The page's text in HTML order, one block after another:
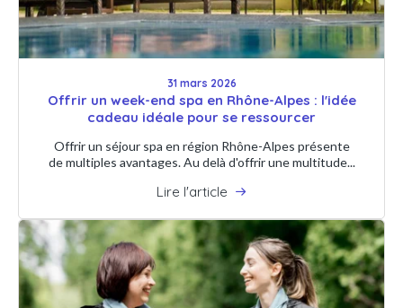
31 mars 2026
Offrir un week-end spa en Rhône-Alpes : l'idée
cadeau idéale pour se ressourcer
Offrir un séjour spa en région Rhône-Alpes présente
de multiples avantages. Au delà d'offrir une multitude...
Lire l'article